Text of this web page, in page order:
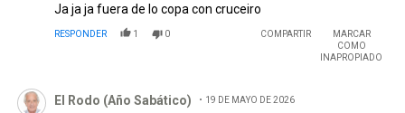
Ja ja ja fuera de lo copa con cruceiro
RESPONDER 1 0 COMPARTIR
MARCAR
COMO
INAPROPIADO
Comentario de El Rodo (Año Sabático).
El Rodo (Año Sabático) 19 DE MAYO DE 2026